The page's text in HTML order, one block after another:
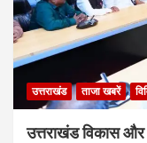
उत्तराखंड ताजा खबरें
उत्तराखंड विकास